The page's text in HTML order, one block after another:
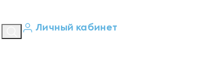
Личный кабинет